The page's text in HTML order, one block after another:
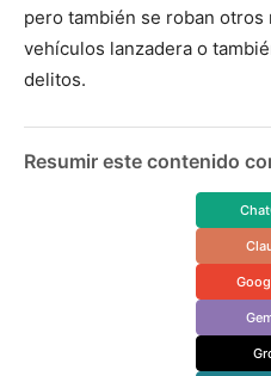
pero también se roban
vehículos lanzadera o
delitos.
Resumir este contenido